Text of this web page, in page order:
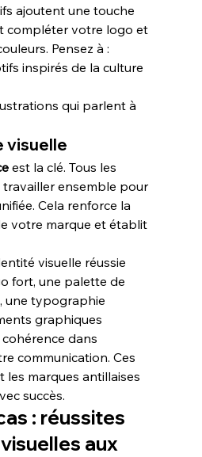
ajoutent une touche
compléter votre logo et
Pensez à :
inspirés de la culture
qui parlent à
visuelle
est la clé. Tous les
ensemble pour
Cela renforce la
votre marque et établit
visuelle réussie
fort, une palette de
une typographie
graphiques
dans
communication. Ces
les marques antillaises
succès.
: réussites
aux